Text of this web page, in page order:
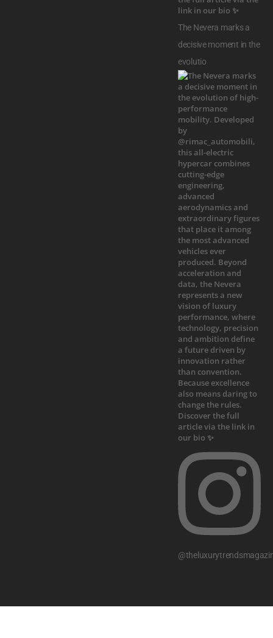
The Nevera marks a
decisive moment in the
evolutio